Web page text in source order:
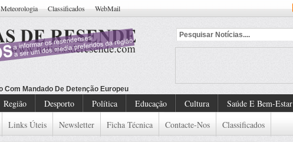
Meteorologia Classificados WebMail
Região Desporto Política Educação Cultura Saúde E Bem-Estar
Links Úteis Newsletter Ficha Técnica Contacte-Nos Classificados